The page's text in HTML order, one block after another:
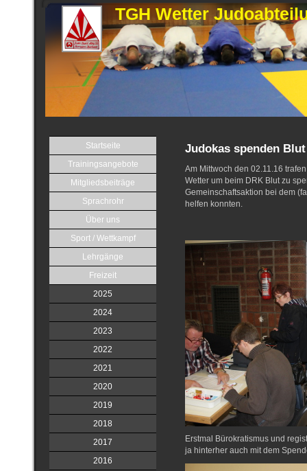
TGH Wetter
Startseite
Trainingsangebote
Mitgliedsbeiträge
Sprachrohr
Über uns
Sport / Wettkampf
Lehrgänge
Freizeit
2025
2024
2023
2022
2021
2020
2019
2018
2017
2016
Judokas spenden
Am Mittwoch den 02.11.16
Wetter um beim DRK Blut zu
Gemeinschaftsaktion bei dem
helfen konnten.
Erstmal Bürokratismus und
ja hinterher auch mit dem